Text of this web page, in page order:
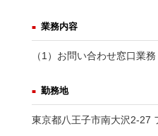
業務内容
（1）お問い合わせ窓口業
勤務地
東京都八王子市南大沢2-27